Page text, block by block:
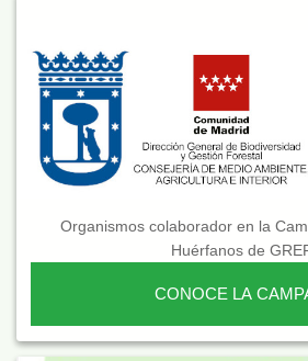
Organismos colaborador en la
Huérfanos de
CONOCE LA